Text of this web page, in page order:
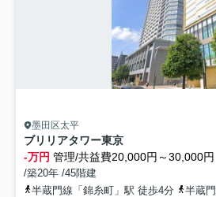
墨田区太平
ブリリアタワー東京
-万円 管理/共益費20,000円～30,000円
/築20年 /45階建
半蔵門線「錦糸町」駅 徒歩4分
半蔵